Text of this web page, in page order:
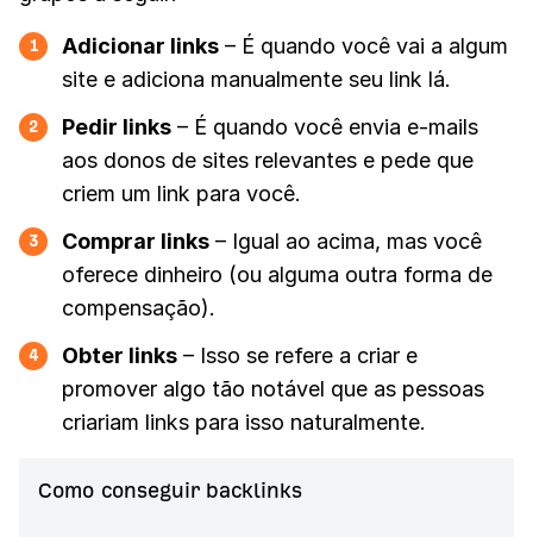
1 Adicionar links – É quando você vai a algum
site e adiciona manualmente seu link lá.
2 Pedir links – É quando você envia e-mails
aos donos de sites relevantes e pede que
criem um link para você.
3 Comprar links – Igual ao acima, mas você
oferece dinheiro (ou alguma outra forma de
compensação).
4 Obter links – Isso se refere a criar e
promover algo tão notável que as pessoas
criariam links para isso naturalmente.
Como conseguir backlinks